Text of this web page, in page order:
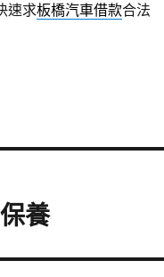
速求板橋汽車借款合法
養